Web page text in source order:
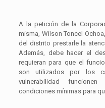
A la petición de la
misma, Wilson Toncel
del distrito prestarle la
Además, debe hacer el
requieran para que el
son utilizados por los
vulnerabilidad
condiciones mínimas para